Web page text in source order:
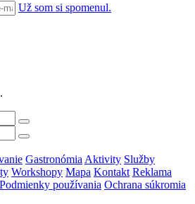
Už som si spomenul.
Gastronómia Aktivity Služby
Workshopy Mapa Kontakt Reklama
Podmienky používania Ochrana súkromia